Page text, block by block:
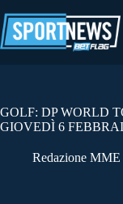
al
contenuto
GOLF: DP WORLD
GIOVEDÌ 6
Redazione MME